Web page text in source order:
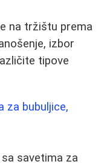
na tržištu prema
izbor
tipove
za bubuljice,
savetima za